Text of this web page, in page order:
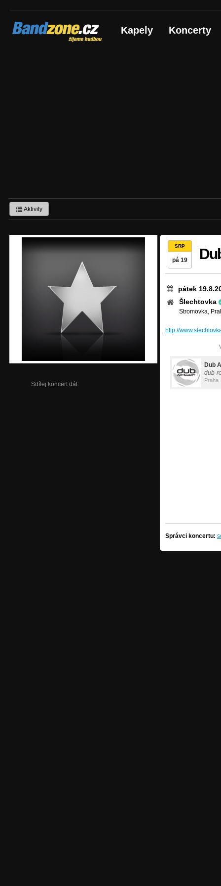
Bandzone.cz
žijeme hudbou Kapely Koncerty
Aktivity
Sdílej koncert dál:
SRP
pá 19
pátek
Šlechtovka
Stromovka,
http://
Dub
dub-
Praha
Správci koncertu: